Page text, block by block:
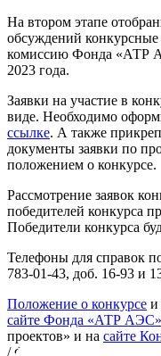
На втором этапе
обсуждений
комиссию Фонда «АТР
2023 года.
Заявки на участие в
виде. Необходимо
ссылке. А также
документы заявки по
положением о конкурсе.
Рассмотрение заявок
победителей конкурса
Победители конкурса
Телефоны для справок
783-01-43, доб. 16-93 и
Положение о конкурсе и
сайте Фонда «АТР АЭС»
проектов» и на сайте
/ Фонд «АРТ АЭС» /